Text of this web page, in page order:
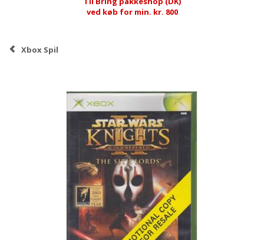
ved køb for min. kr. 800
Xbox Spil